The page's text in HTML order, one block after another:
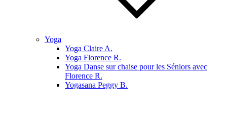
Yoga
Yoga Claire A.
Yoga Florence R.
Yoga Danse sur chaise pour les Séniors avec
Florence R.
Yogasana Peggy B.